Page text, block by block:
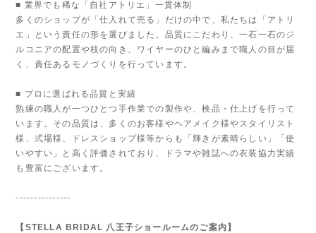
■ 業界でも稀な「自社アトリエ」一貫体制
多くのショップが「仕入れて売る」だけの中で、私たちは「アトリ
エ」という責任の形を選びました。品質にこだわり、一石一石のジ
ルコニアの配置や枝の向き、ワイヤーのひと編みまで職人の目が届
く、責任あるモノづくりを行っています。
■ プロに選ばれる品質と実績
熟練の職人が一つひとつ手作業での製作や、検品・仕上げを行って
います。その品質は、多くのお客様やヘアメイク様やスタイリスト
様、式場様、ドレスショップ様等からも「輝きが素晴らしい」「使
いやすい」と高く評価されており、ドラマや雑誌への衣装協力実績
も豊富にございます。
---------------
【STELLA BRIDAL 八王子ショールームのご案内】